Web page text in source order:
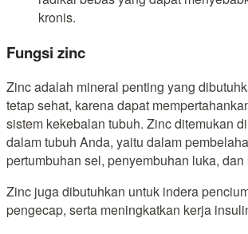
kronis.
Fungsi zinc
Zinc adalah mineral penting yang
tetap sehat, karena dapat
sistem kekebalan tubuh. Zinc ditemukan
dalam tubuh Anda, yaitu dalam
pertumbuhan sel, penyembuhan luka, dan
Zinc juga dibutuhkan untuk indera
pengecap, serta meningkatkan kerja